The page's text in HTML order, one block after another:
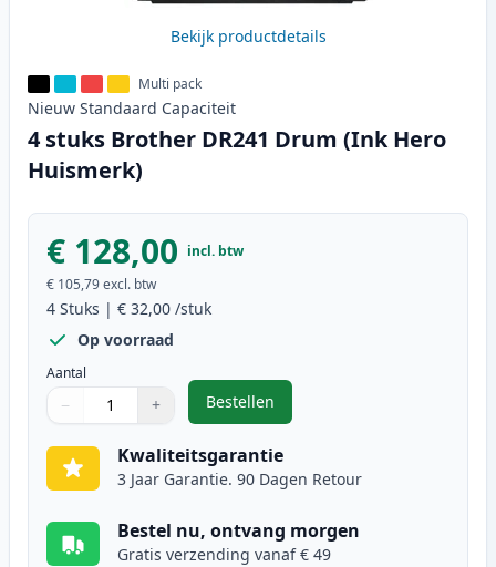
Bekijk productdetails
Multi pack
Nieuw Standaard Capaciteit
4 stuks Brother DR241 Drum (Ink Hero
Huismerk)
€ 128,00 incl. btw
€ 105,79excl. btw
4 Stuks | € 32,00 /stuk
Op voorraad
Aantal
Gebruik de knoppen om aan te passen
− +
1
Bestellen
,4 stuks Brother DR241 Drum
Kwaliteitsgarantie
3 Jaar Garantie. 90 Dagen Retour
Bestel nu, ontvang morgen
Gratis verzending vanaf € 49